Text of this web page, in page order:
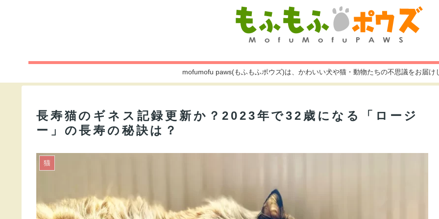
mofumofu paws(もふもふポウズ)は、かわいい犬や猫・動物たちの不思議をお届け
長寿猫のギネス記録更新か？2023年で32歳になる「ロージ
ー」の長寿の秘訣は？
猫